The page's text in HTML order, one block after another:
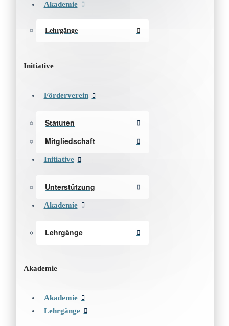
Akademie
Lehrgänge
Initiative
Förderverein
Statuten
Mitgliedschaft
Initiative
Unterstützung
Akademie
Lehrgänge
Akademie
Akademie
Lehrgänge